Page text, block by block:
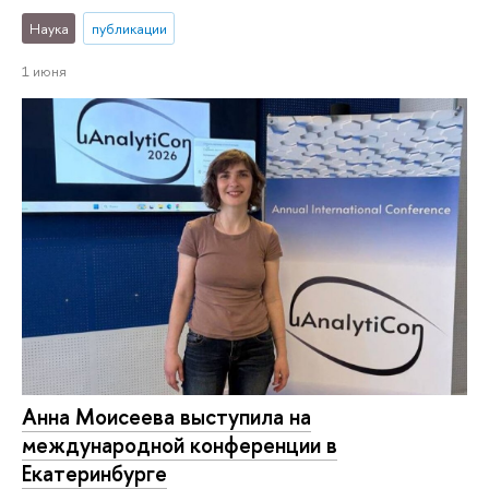
Наука публикации
1 июня
Анна Моисеева выступила на
международной конференции в
Екатеринбурге